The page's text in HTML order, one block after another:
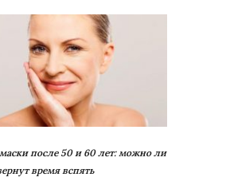
после 50 и 60 лет: можно ли
время вспять